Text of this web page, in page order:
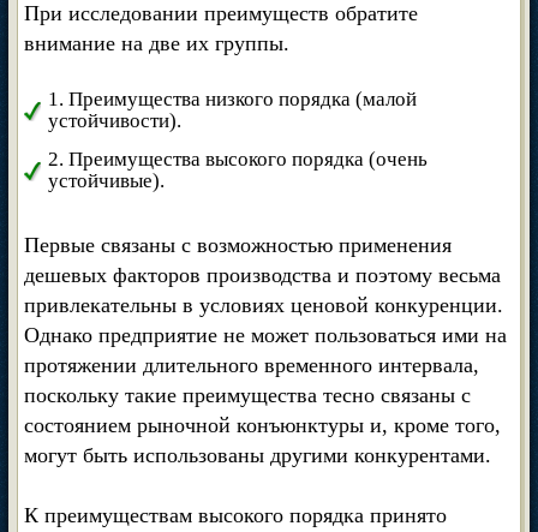
При исследовании преимуществ обратите
внимание на две их группы.
1. Преимущества низкого порядка (малой
устойчивости).
2. Преимущества высокого порядка (очень
устойчивые).
Первые связаны с возможностью применения
дешевых факторов производства и поэтому весьма
привлекательны в условиях ценовой конкуренции.
Однако предприятие не может пользоваться ими на
протяжении длительного временного интервала,
поскольку такие преимущества тесно связаны с
состоянием рыночной конъюнктуры и, кроме того,
могут быть использованы другими конкурентами.
К преимуществам высокого порядка принято